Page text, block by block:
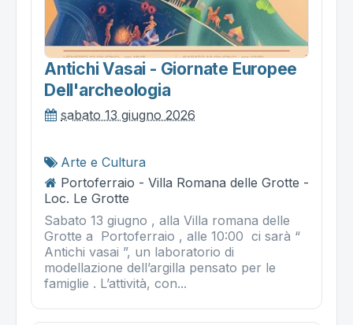
Antichi Vasai - Giornate Europee
Dell'archeologia
sabato 13 giugno 2026
Arte e Cultura
Portoferraio - Villa Romana delle Grotte -
Loc. Le Grotte
Sabato 13 giugno , alla Villa romana delle
Grotte a Portoferraio , alle 10:00 ci sarà “
Antichi vasai ”, un laboratorio di
modellazione dell’argilla pensato per le
famiglie . L’attività, con...